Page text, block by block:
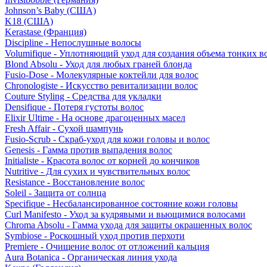
Johnson’s Baby (США)
K18 (США)
Kerastase (Франция)
Discipline - Непослушные волосы
Volumifique - Уплотняющий уход для создания объема тонких
Blond Absolu - Уход для любых граней блонда
Fusio-Dose - Молекулярные коктейли для волос
Chronologiste - Искусство ревитализации волос
Couture Styling - Средства для укладки
Densifique - Потеря густоты волос
Elixir Ultime - На основе драгоценных масел
Fresh Affair - Сухой шампунь
Fusio-Scrub - Скраб-уход для кожи головы и волос
Genesis - Гамма против выпадения волос
Initialiste - Красота волос от корней до кончиков
Nutritive - Для сухих и чувствительных волос
Resistance - Восстановление волос
Soleil - Защита от солнца
Specifique - Несбалансированное состояние кожи головы
Curl Manifesto - Уход за кудрявыми и вьющимися волосами
Chroma Absolu - Гамма ухода для защиты окрашенных волос
Symbiose - Роскошный уход против перхоти
Premiere - Очищение волос от отложений кальция
Aura Botanica - Органическая линия ухода